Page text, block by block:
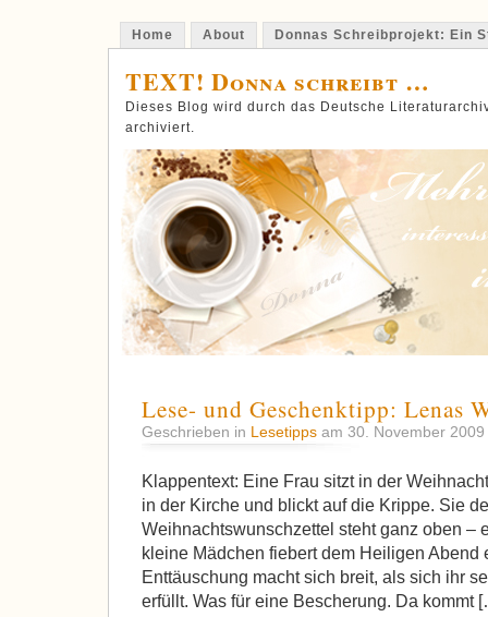
Home About Donnas Schreibprojekt: Ein
TEXT! Donna schreibt …
Dieses Blog wird durch das Deutsche
archiviert.
Lese- und Geschenktipp: Lenas
Geschrieben in Lesetipps am 30. November 2009
Klappentext: Eine Frau sitzt in der
in der Kirche und blickt auf die Krippe. Sie
Weihnachtswunschzettel steht ganz oben –
kleine Mädchen fiebert dem Heiligen Abend
Enttäuschung macht sich breit, als sich ihr
erfüllt. Was für eine Bescherung. Da kommt